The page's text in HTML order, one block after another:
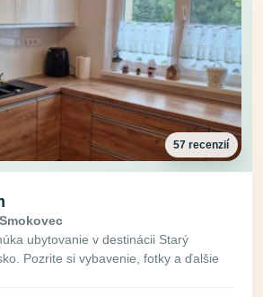
57 recenzií
ubytovanie v destinácii Starý
Pozrite si vybavenie, fotky a ďalšie